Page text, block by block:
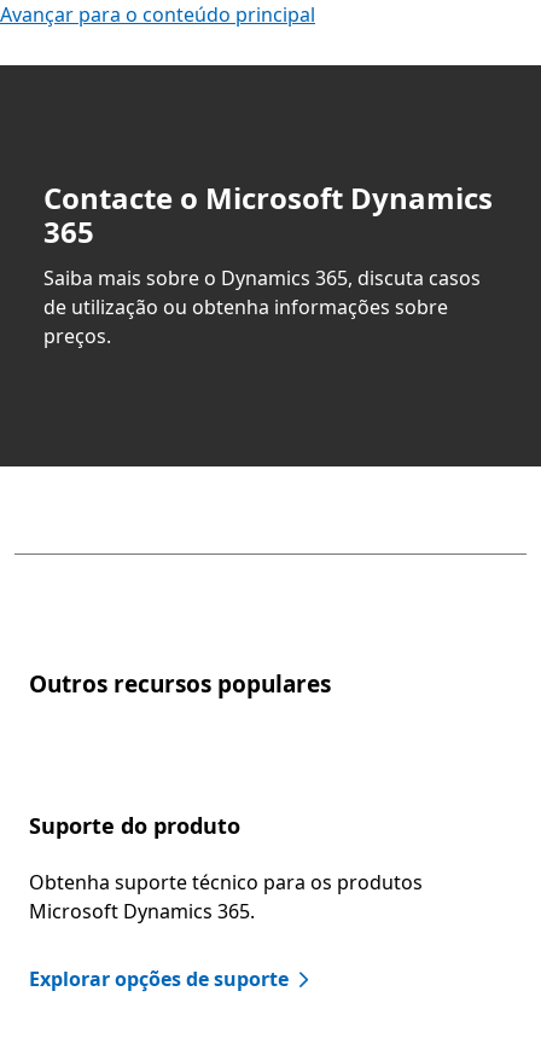
Avançar para o conteúdo principal
Contacte o Microsoft Dynamics
365
Saiba mais sobre o Dynamics 365, discuta casos
de utilização ou obtenha informações sobre
preços.​
Outros recursos populares
Suporte do produto
Obtenha suporte técnico para os produtos
Microsoft Dynamics 365.
Explorar opções de suporte